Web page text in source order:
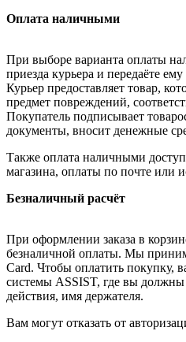
Оплата наличными
При выборе варианта оплаты
приезда курьера и передаёте
Курьер предоставляет товар,
предмет повреждений,
Покупатель подписывает
документы, вносит денежные
Также оплата наличными
магазина, оплаты по почте или
Безналичный расчёт
При оформлении заказа в
безналичной оплаты. Мы
Card. Чтобы оплатить покупку,
системы ASSIST, где вы
действия, имя держателя.
Вам могут отказать от